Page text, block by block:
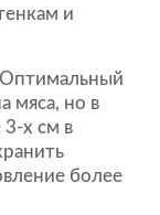
и
Оптимальный
мяса, но в
х см в
более